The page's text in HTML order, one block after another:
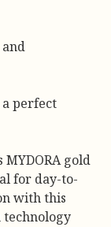
perfect
gold
for day-to-
with this
technology